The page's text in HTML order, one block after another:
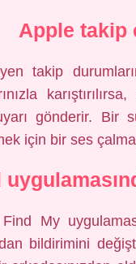
Apple takip
takip
gönderir. Bir
için bir ses
Find My
bildirimini